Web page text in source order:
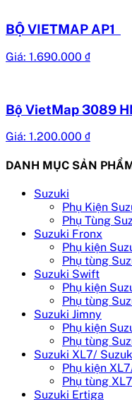
BỘ VIETMAP AP1
Giá: 1.690.000 ₫
Bộ VietMap 3089
Giá: 1.200.000 ₫
DANH MỤC SẢN
Suzuki
Phụ Kiện
Phụ Tùng
Suzuki Fronx
Phụ kiện
Phụ tùng
Suzuki Swift
Phụ kiện
Phụ tùng
Suzuki Jimny
Phụ kiện
Phụ tùng
Suzuki XL7/
Phụ kiện
Phụ tùng XL7
Suzuki Ertiga